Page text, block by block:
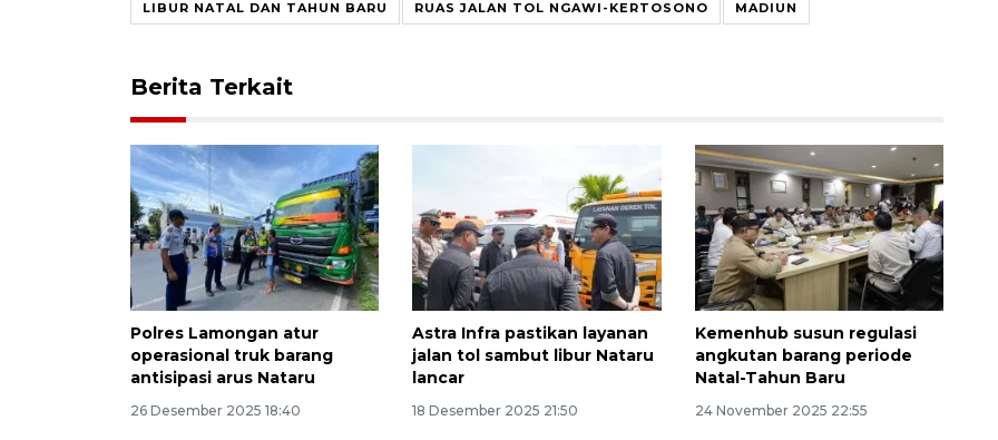
LIBUR NATAL DAN TAHUN BARU RUAS JALAN TOL NGAWI-KERTOSONO MADIUN
Berita Terkait
Polres Lamongan atur
operasional truk barang
antisipasi arus Nataru
26 Desember 2025 18:40
Astra Infra pastikan layanan
jalan tol sambut libur Nataru
lancar
18 Desember 2025 21:50
Kemenhub susun regulasi
angkutan barang periode
Natal-Tahun Baru
24 November 2025 22:55